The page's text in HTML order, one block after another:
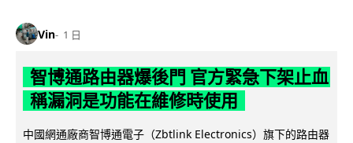
Vin 1 日
智博通路由器爆後門 官方緊急下架止血
稱漏洞是功能在維修時使用
中國網通廠商智博通電子（Zbtlink Electronics）旗下的路由器